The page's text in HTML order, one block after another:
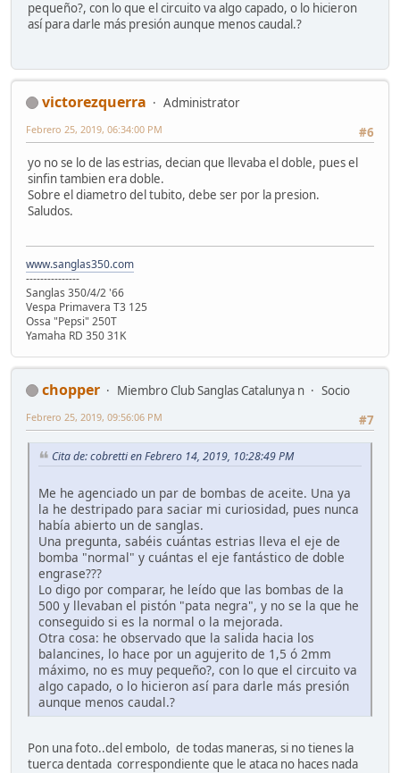
pequeño?, con lo que el circuito va algo capado, o lo hicieron
así para darle más presión aunque menos caudal.?
victorezquerra
Administrator
#6
Febrero 25, 2019, 06:34:00 PM
yo no se lo de las estrias, decian que llevaba el doble, pues el
sinfin tambien era doble.
Sobre el diametro del tubito, debe ser por la presion.
Saludos.
www.sanglas350.com
---------------
Sanglas 350/4/2 '66
Vespa Primavera T3 125
Ossa "Pepsi" 250T
Yamaha RD 350 31K
chopper Miembro Club Sanglas Catalunya n
Socio
#7
Febrero 25, 2019, 09:56:06 PM
Cita de: cobretti en Febrero 14, 2019, 10:28:49 PM
Me he agenciado un par de bombas de aceite. Una ya
la he destripado para saciar mi curiosidad, pues nunca
había abierto un de sanglas.
Una pregunta, sabéis cuántas estrias lleva el eje de
bomba "normal" y cuántas el eje fantástico de doble
engrase???
Lo digo por comparar, he leído que las bombas de la
500 y llevaban el pistón "pata negra", y no se la que he
conseguido si es la normal o la mejorada.
Otra cosa: he observado que la salida hacia los
balancines, lo hace por un agujerito de 1,5 ó 2mm
máximo, no es muy pequeño?, con lo que el circuito va
algo capado, o lo hicieron así para darle más presión
aunque menos caudal.?
Pon una foto..del embolo, de todas maneras, si no tienes la
tuerca dentada correspondiente que le ataca no haces nada